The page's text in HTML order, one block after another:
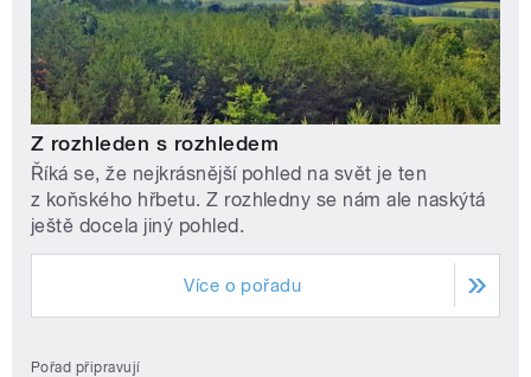
Z rozhleden s rozhledem
Říká se, že nejkrásnější pohled na svět je ten
z koňského hřbetu. Z rozhledny se nám ale naskýtá
ještě docela jiný pohled.
Více o pořadu
Pořad připravují